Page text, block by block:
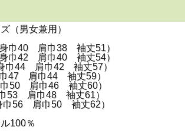
（男女兼用）
巾40 肩巾38 袖丈51）
巾42 肩巾40 袖丈54）
44 肩巾42 袖丈57）
47 肩巾44 袖丈59）
50 肩巾46 袖丈60）
53 肩巾48 袖丈61）
56 肩巾50 袖丈62）
100％